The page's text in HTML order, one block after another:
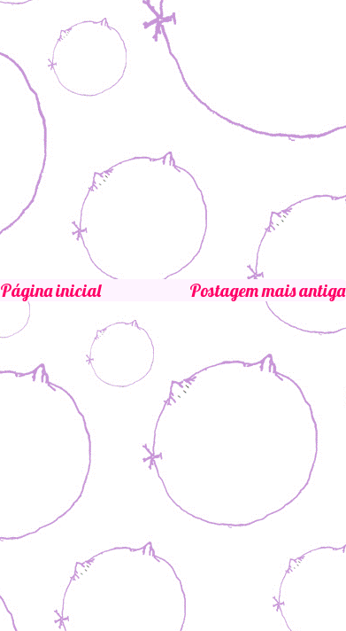
Postagem mais antiga
Página inicial